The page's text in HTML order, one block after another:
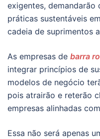
exigentes, demandarão
práticas sustentáveis
cadeia de suprimentos
As empresas de barra
integrar princípios de
modelos de negócio
pois atrairão e reterão
empresas alinhadas
Essa não será apenas